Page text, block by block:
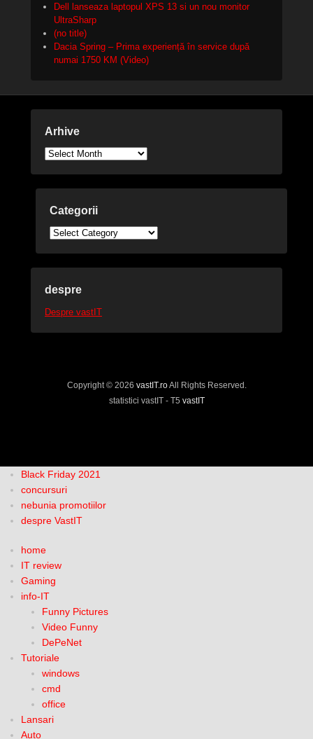
Dell lanseaza laptopul XPS 13 si un nou monitor
UltraSharp
(no title)
Dacia Spring – Prima experiență în service după
numai 1750 KM (Video)
Arhive
Arhive
Categorii
Categorii
despre
Despre vastIT
Copyright © 2026 vastIT.roAll Rights Reserved.
statistici vastIT - T5 vastIT
Black Friday 2021
concursuri
nebunia promotiilor
despre VastIT
home
IT review
Gaming
info-IT
Funny Pictures
Video Funny
DePeNet
Tutoriale
windows
cmd
office
Lansari
Auto